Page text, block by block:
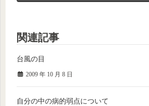
関連記事
台風の目
2009 年 10 月 8 日
自分の中の病的弱点について